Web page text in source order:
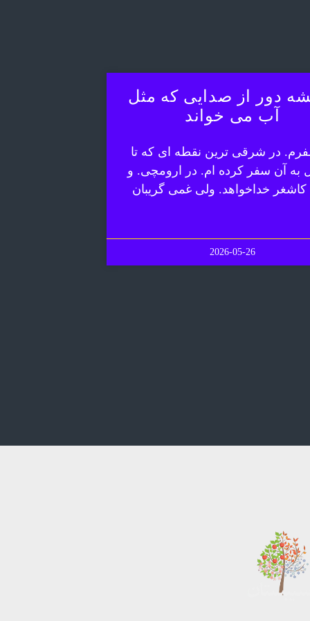
دور از صدایی که مثل
آب می خواند
در شرقی ترین نقطه ای که تا
به آن سفر کرده ام. در ارومچی. و
کاشغر خداخواهد. ولی غمی گریبان
2026-05-26